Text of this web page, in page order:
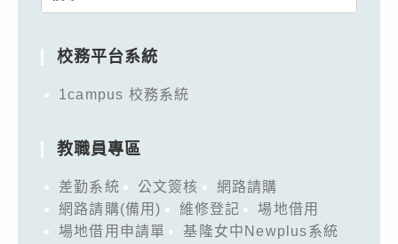
校務平台系統
1campus 校務系統
教職員專區
差勤系統 公文簽核
網路請購
網路請購(備用)
維修登記
場地借用
場地借用申請單
基隆女中Newplus系統